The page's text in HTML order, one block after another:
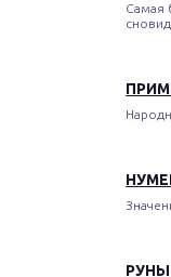
Самая
РУНЫ